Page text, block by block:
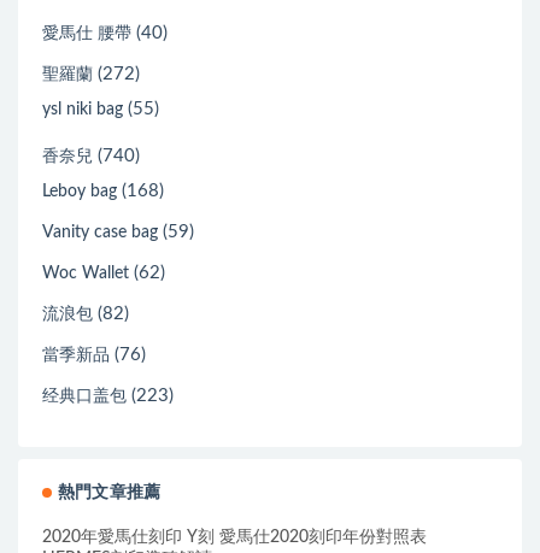
愛馬仕 腰帶 (40)
聖羅蘭 (272)
ysl niki bag (55)
香奈兒 (740)
Leboy bag (168)
Vanity case bag (59)
Woc Wallet (62)
流浪包 (82)
當季新品 (76)
经典口盖包 (223)
熱門文章推薦
2020年愛馬仕刻印 Y刻 愛馬仕2020刻印年份對照表